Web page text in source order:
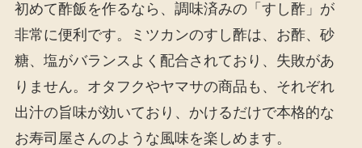
初めて酢飯を作るなら、調味済みの「すし酢」が
非常に便利です。ミツカンのすし酢は、お酢、砂
糖、塩がバランスよく配合されており、失敗があ
りません。オタフクやヤマサの商品も、それぞれ
出汁の旨味が効いており、かけるだけで本格的な
お寿司屋さんのような風味を楽しめます。